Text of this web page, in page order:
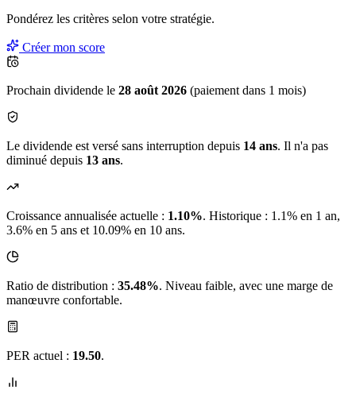
Pondérez les critères selon votre stratégie.
Créer mon score
Prochain dividende le 28 août 2026 (paiement dans 1 mois)
Le dividende est versé sans interruption depuis 14 ans. Il n'a pas
diminué depuis 13 ans.
Croissance annualisée actuelle : 1.10%. Historique : 1.1% en 1 an,
3.6% en 5 ans et 10.09% en 10 ans.
Ratio de distribution : 35.48%. Niveau faible, avec une marge de
manœuvre confortable.
PER actuel : 19.50.